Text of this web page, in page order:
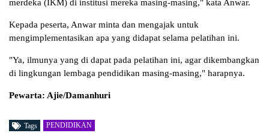
merdeka (IKM) di institusi mereka masing-masing," kata Anwar.
Kepada peserta, Anwar minta dan mengajak untuk
mengimplementasikan apa yang didapat selama pelatihan ini.
"Ya, ilmunya yang di dapat pada pelatihan ini, agar dikembangkan
di lingkungan lembaga pendidikan masing-masing," harapnya.
Pewarta: Ajie/Damanhuri
Tags PENDIDIKAN